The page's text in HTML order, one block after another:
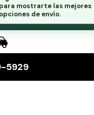
SERVIDORES / SWITCHS
5929
para mostrarte las mejores
opciones de envío.